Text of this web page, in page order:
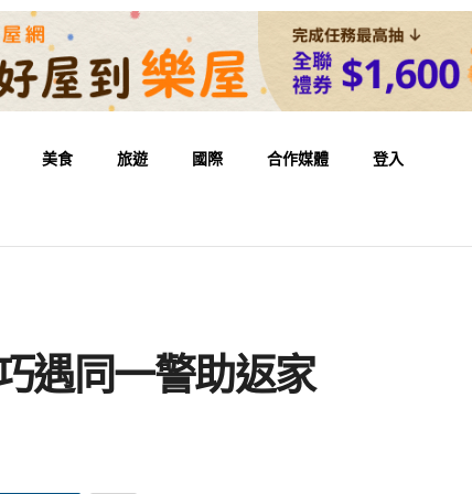
美食 旅遊 國際 合作媒體 登入
遇同一警助返家